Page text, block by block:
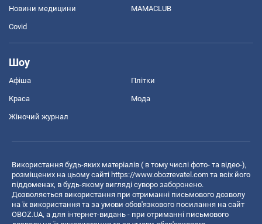
Новини медицини MAMACLUB
Covid
Шоу
Афіша Плітки
Краса Мода
Жіночий журнал
Використання будь-яких матеріалів ( в тому числі фото- та відео-),
розміщених на цьому сайті https://www.obozrevatel.com та всіх його
піддоменах, в будь-якому вигляді суворо заборонено.
Дозволяється використання при отриманні письмового дозволу
на їх використання та за умови обов'язкового посилання на сайт
OBOZ.UA, а для інтернет-видань - при отриманні письмового